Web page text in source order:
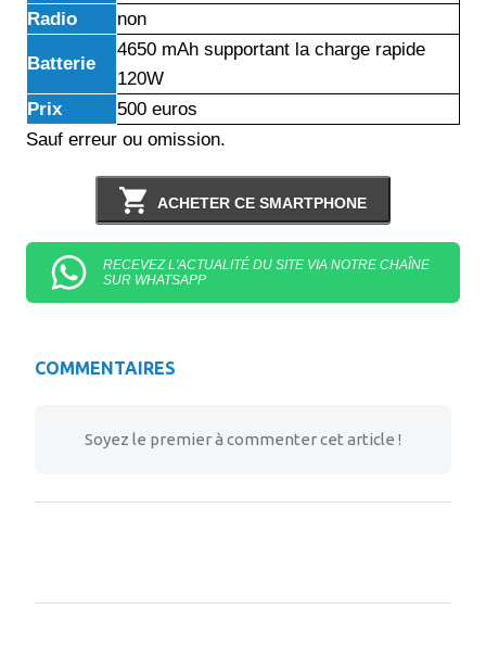
Radio non
Batterie
4650 mAh supportant la charge rapide
120W
Prix
500 euros
Sauf erreur ou omission.
ACHETER CE SMARTPHONE
RECEVEZ L'ACTUALITÉ DU SITE VIA NOTRE CHAÎNE
SUR WHATSAPP
COMMENTAIRES
Soyez le premier à commenter cet article !